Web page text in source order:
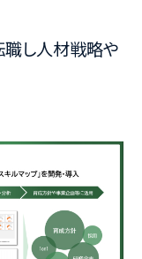
し人材戦略や